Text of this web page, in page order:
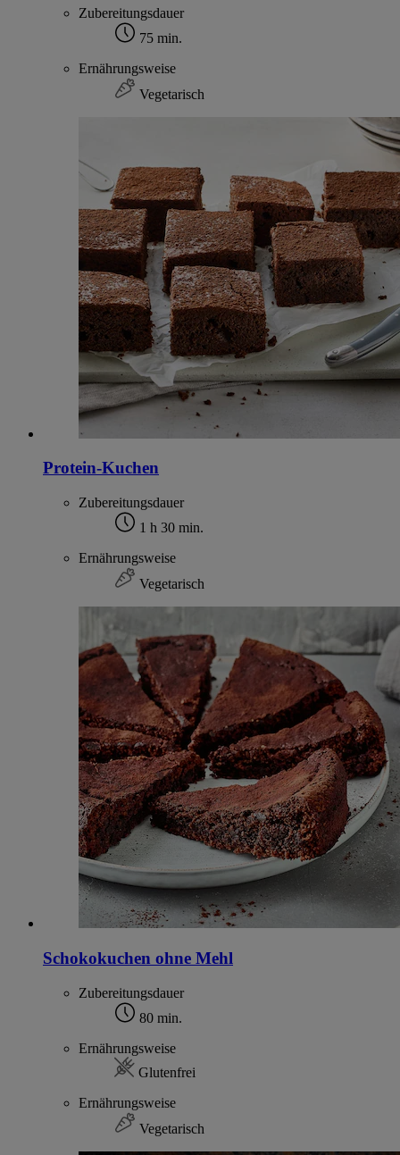
Zubereitungsdauer
75 min.
Ernährungsweise
Vegetarisch
Protein-Kuchen
Zubereitungsdauer
1 h 30 min.
Ernährungsweise
Vegetarisch
Schokokuchen ohne Mehl
Zubereitungsdauer
80 min.
Ernährungsweise
Glutenfrei
Ernährungsweise
Vegetarisch